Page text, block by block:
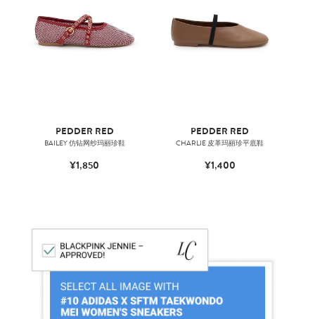
PEDDER RED
BAILEY 仿钻网纱玛丽珍鞋
¥1,850
PEDDER RED
CHARLIE 皮革玛丽珍平底鞋
¥1,400